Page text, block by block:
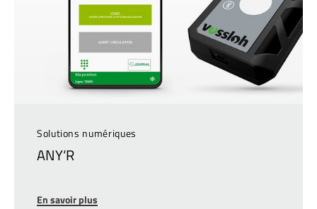
Solutions numériques
ANY‘R
En savoir plus